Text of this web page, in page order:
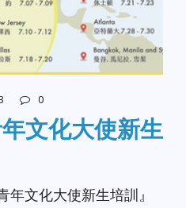
0
文化大使新生
年文化大使新生培訓』